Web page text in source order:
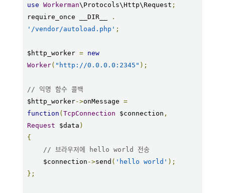
use Workerman\Protocols\Http\Request ;
require_once __DIR__
.
'/vendor/autoload.php' ;
$http_worker =
new
Worker( "http://0.0.0.0:2345" );
// 익명 함수 콜백
$http_worker->onMessage =
function ( TcpConnection $connection ,
Request $data )
{
// 브라우저에 hello world 전송
    $connection
->send ( 'hello world' );
};